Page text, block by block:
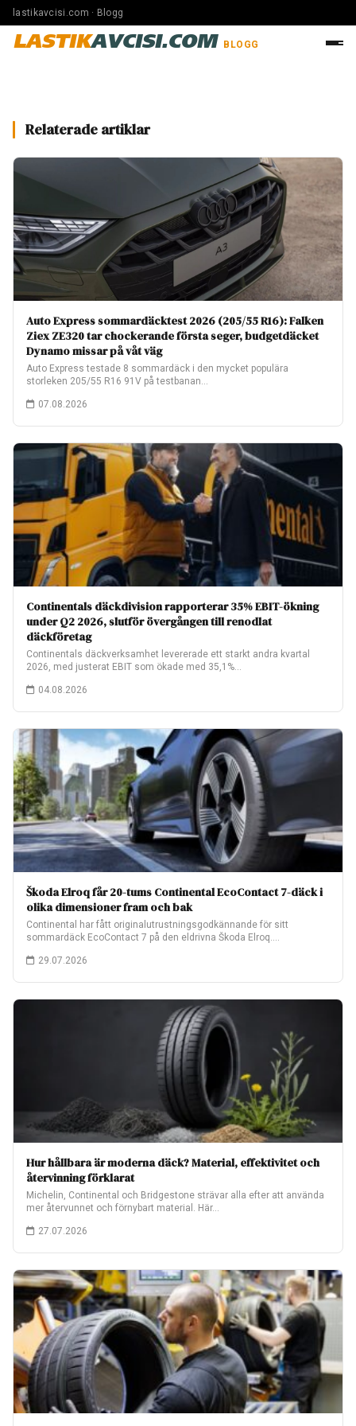
lastikavcisi.com · Blogg
LASTIKAVCISI.COM BLOGG
Relaterade artiklar
Auto Express sommardäcktest 2026 (205/55 R16): Falken
Ziex ZE320 tar chockerande första seger, budgetdäcket
Dynamo missar på våt väg
Auto Express testade 8 sommardäck i den mycket populära
storleken 205/55 R16 91V på testbanan…
07.08.2026
Continentals däckdivision rapporterar 35% EBIT-ökning
under Q2 2026, slutför övergången till renodlat
däckföretag
Continentals däckverksamhet levererade ett starkt andra kvartal
2026, med justerat EBIT som ökade med 35,1%…
04.08.2026
Škoda Elroq får 20-tums Continental EcoContact 7-däck i
olika dimensioner fram och bak
Continental har fått originalutrustningsgodkännande för sitt
sommardäck EcoContact 7 på den eldrivna Škoda Elroq.
29.07.2026
Hur hållbara är moderna däck? Material, effektivitet och
återvinning förklarat
Michelin, Continental och Bridgestone strävar alla efter att använda
mer återvunnet och förnybart material. Här…
27.07.2026